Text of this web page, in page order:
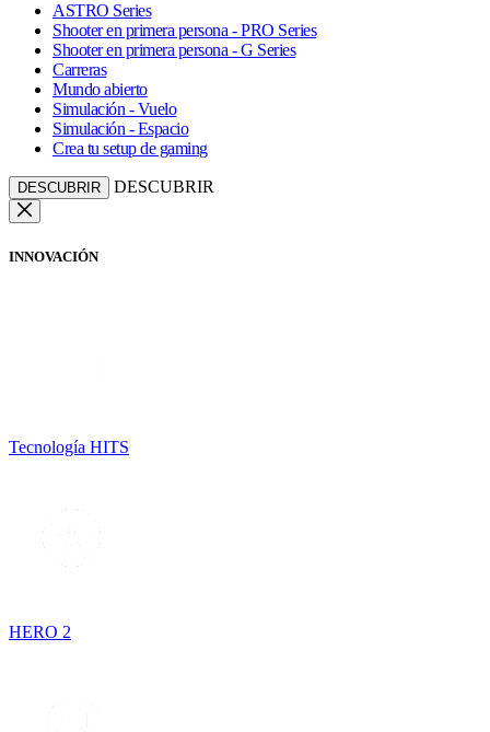
ASTRO Series
Shooter en primera persona - PRO Series
Shooter en primera persona - G Series
Carreras
Mundo abierto
Simulación - Vuelo
Simulación - Espacio
Crea tu setup de gaming
DESCUBRIR DESCUBRIR
INNOVACIÓN
Tecnología HITS
HERO 2